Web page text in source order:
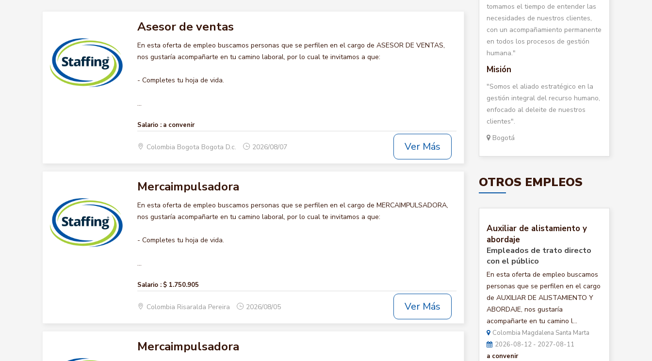
Asesor de ventas
En esta oferta de empleo buscamos personas que se perfilen en el cargo de ASESOR DE VENTAS,
nos gustaría acompañarte en tu camino laboral, por lo cual te invitamos a que:
- Completes tu hoja de vida.
...
Salario : a convenir
Colombia Bogota Bogota D.c. 2026/08/07 Ver Más
Mercaimpulsadora
En esta oferta de empleo buscamos personas que se perfilen en el cargo de MERCAIMPULSADORA,
nos gustaría acompañarte en tu camino laboral, por lo cual te invitamos a que:
- Completes tu hoja de vida.
...
Salario : $ 1.750.905
Colombia Risaralda Pereira 2026/08/05 Ver Más
Mercaimpulsadora
tomamos el tiempo de entender las
necesidades de nuestros clientes,
con un acompañamiento permanente
en todos los procesos de gestión
humana."
Misión
"Somos el aliado estratégico en la
gestión integral del recurso humano,
enfocado al deleite de nuestros
clientes".
Bogotá
OTROS EMPLEOS
Auxiliar de alistamiento y
abordaje
Empleados de trato directo
con el público
En esta oferta de empleo buscamos
personas que se perfilen en el cargo
de AUXILIAR DE ALISTAMIENTO Y
ABORDAJE, nos gustaría
acompañarte en tu camino l...
Colombia Magdalena Santa Marta
2026-08-12 - 2027-08-11
a convenir